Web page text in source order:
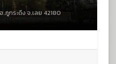
.ภูกระดึง จ.เลย 42180